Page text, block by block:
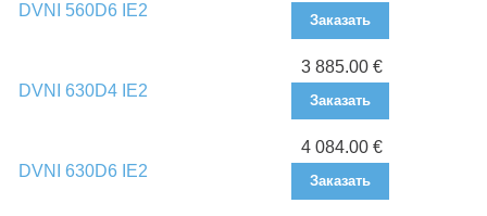
DVNI 560D6 IE2
Заказать
DVNI 630D4 IE2
3 885.00 €
Заказать
DVNI 630D6 IE2
4 084.00 €
Заказать